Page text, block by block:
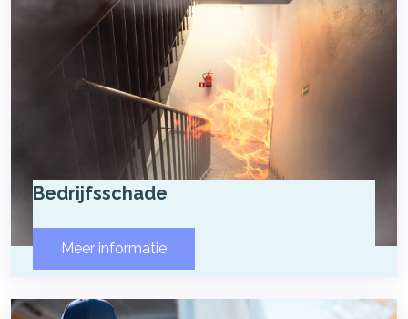
Bedrijfsschade
Meer informatie